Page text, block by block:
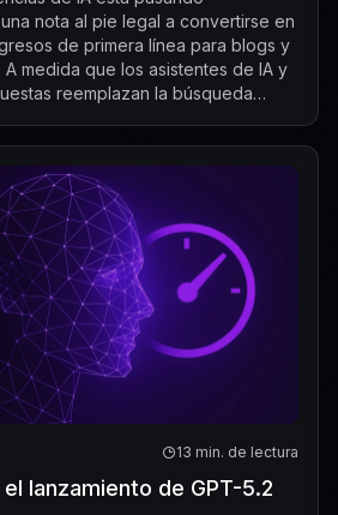
nota al pie legal a convertirse en
de primera línea para blogs y
medida que los asistentes de IA y
reemplazan la búsqueda
13 min. de lectura
lanzamiento de GPT-5.2